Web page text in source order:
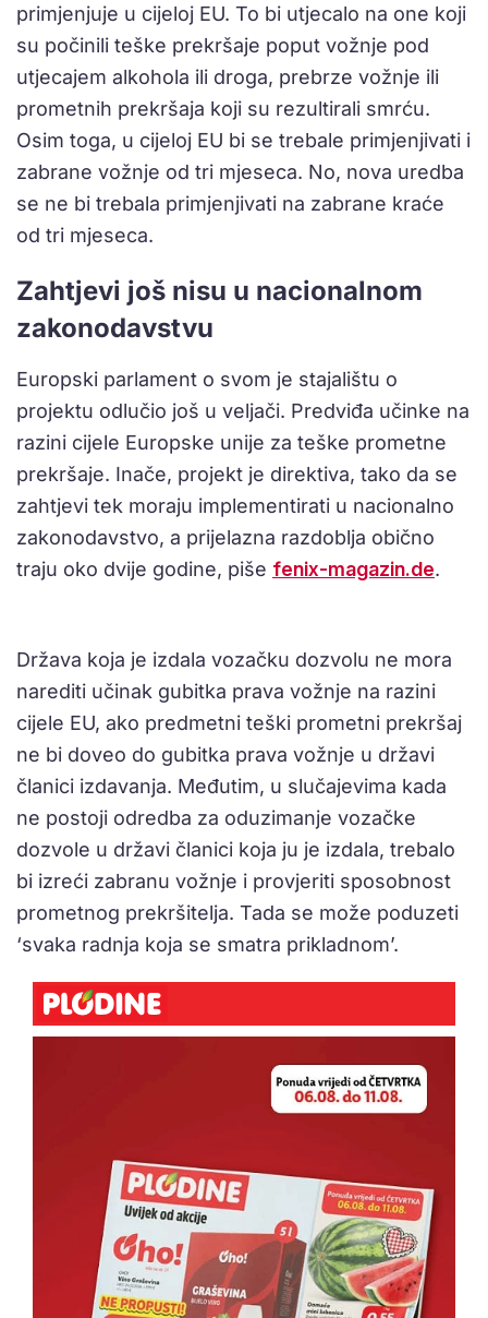
primjenjuje u cijeloj EU. To bi utjecalo na one koji
su počinili teške prekršaje poput vožnje pod
utjecajem alkohola ili droga, prebrze vožnje ili
prometnih prekršaja koji su rezultirali smrću.
Osim toga, u cijeloj EU bi se trebale primjenjivati i
zabrane vožnje od tri mjeseca. No, nova uredba
se ne bi trebala primjenjivati na zabrane kraće
od tri mjeseca.
Zahtjevi još nisu u nacionalnom
zakonodavstvu
Europski parlament o svom je stajalištu o
projektu odlučio još u veljači. Predviđa učinke na
razini cijele Europske unije za teške prometne
prekršaje. Inače, projekt je direktiva, tako da se
zahtjevi tek moraju implementirati u nacionalno
zakonodavstvo, a prijelazna razdoblja obično
traju oko dvije godine, piše fenix-magazin.de.
Država koja je izdala vozačku dozvolu ne mora
narediti učinak gubitka prava vožnje na razini
cijele EU, ako predmetni teški prometni prekršaj
ne bi doveo do gubitka prava vožnje u državi
članici izdavanja. Međutim, u slučajevima kada
ne postoji odredba za oduzimanje vozačke
dozvole u državi članici koja ju je izdala, trebalo
bi izreći zabranu vožnje i provjeriti sposobnost
prometnog prekršitelja. Tada se može poduzeti
‘svaka radnja koja se smatra prikladnom’.